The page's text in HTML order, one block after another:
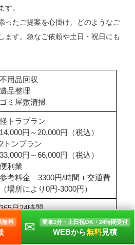
す。
ったご提案を心掛け、どのようなご
ます。急なご依頼や土日・祝日にも
不用品回収
遺品整理
ゴミ屋敷清掃
軽トラプラン
14,000円～20,000円（税込）
2トンプラン
33,000円～66,000円（税込）
便利業
参考料金 3300円/時間＋交通費
（場所により0円-3000円）
日24時間
話
無料 ✉ 簡単1分・土日祝OK・24時間受付
WEBから無料見積